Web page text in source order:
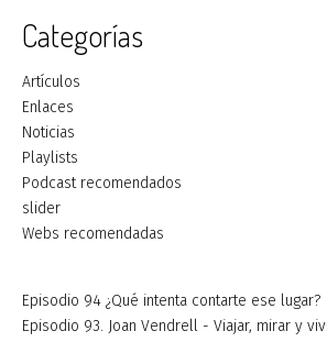
Categorías
Artículos
Enlaces
Noticias
Playlists
Podcast recomendados
slider
Webs recomendadas
Episodio 94 ¿Qué intenta contarte ese lugar?
Episodio 93. Joan Vendrell - Viajar, mirar y